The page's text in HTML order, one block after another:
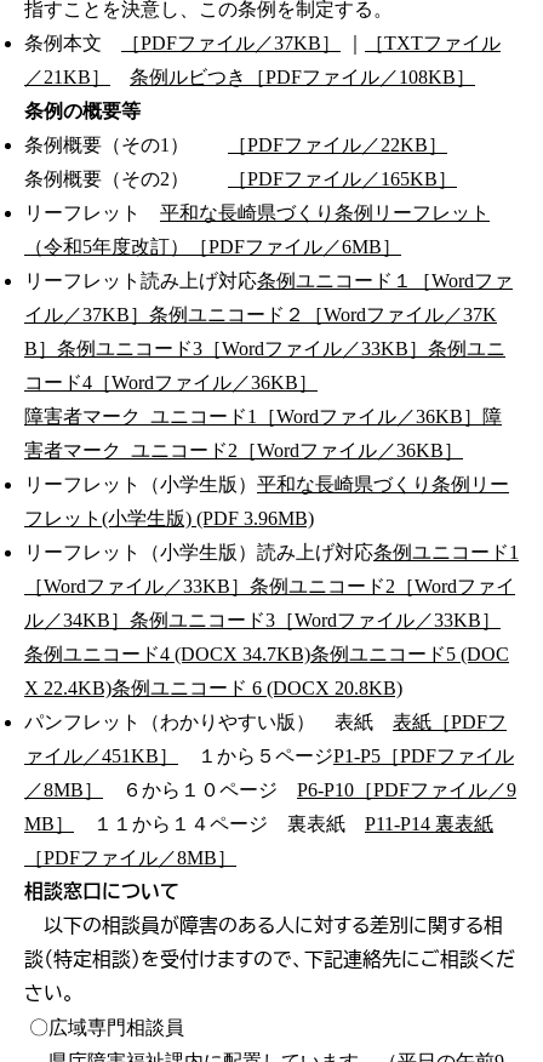
指すことを決意し、この条例を制定する。
条例本文
［PDFファイル／37KB］
［TXTファイル
／21KB］
条例ルビつき［PDFファイル／108KB］
条例の概要等
条例概要（その1）
［PDFファイル／22KB］
条例概要（その2）
［PDFファイル／165KB］
リーフレット 平和な長崎県づくり条例リーフレット
（令和5年度改訂）［PDFファイル／6MB］
リーフレット読み上げ対応条例ユニコード１［Wordファ
イル／37KB］ 条例ユニコード２［Wordファイル／37K
B］ 条例ユニコード3［Wordファイル／33KB］ 条例ユニ
コード4［Wordファイル／36KB］
障害者マーク_ユニコード1［Wordファイル／36KB］ 障
害者マーク_ユニコード2［Wordファイル／36KB］
リーフレット（小学生版） 平和な長崎県づくり条例リー
フレット(小学生版) (PDF 3.96MB)
リーフレット（小学生版）読み上げ対応条例ユニコード1
［Wordファイル／33KB］ 条例ユニコード2［Wordファイ
ル／34KB］ 条例ユニコード3［Wordファイル／33KB］
条例ユニコード4 (DOCX 34.7KB)条例ユニコード5 (DOC
X 22.4KB)条例ユニコード 6 (DOCX 20.8KB)
パンフレット（わかりやすい版） 表紙 表紙［PDFフ
ァイル／451KB］
１から５ページP1-P5［PDFファイル
／8MB］
６から１０ページ P6-P10［PDFファイル／9
MB］
１１から１４ページ 裏表紙 P11-P14 裏表紙
［PDFファイル／8MB］
相談窓口について
以下の相談員が障害のある人に対する差別に関する相
談（特定相談）を受付けますので、下記連絡先にご相談くだ
さい。
〇広域専門相談員